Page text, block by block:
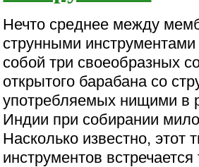
Нечто среднее между
струнными
собой три своеобразных
открытого барабана со
употребляемых нищими в
Индии при собирании
Насколько известно, этот
инструментов